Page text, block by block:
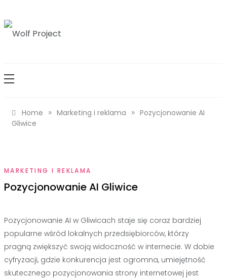
to
content
Home » Marketing i reklama » Pozycjonowanie AI
Gliwice
MARKETING I REKLAMA
Pozycjonowanie AI Gliwice
Pozycjonowanie AI w Gliwicach staje się coraz bardziej
popularne wśród lokalnych przedsiębiorców, którzy
pragną zwiększyć swoją widoczność w internecie. W dobie
cyfryzacji, gdzie konkurencja jest ogromna, umiejętność
skutecznego pozycjonowania strony internetowej jest